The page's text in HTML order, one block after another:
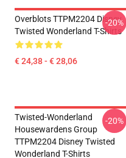
Overblots TTPM2204 Disney
Twisted Wonderland T-Shirts
€ 24,38 - € 28,06
-20%
Twisted-Wonderland
Housewardens Group
TTPM2204 Disney Twisted
Wonderland T-Shirts
-20%